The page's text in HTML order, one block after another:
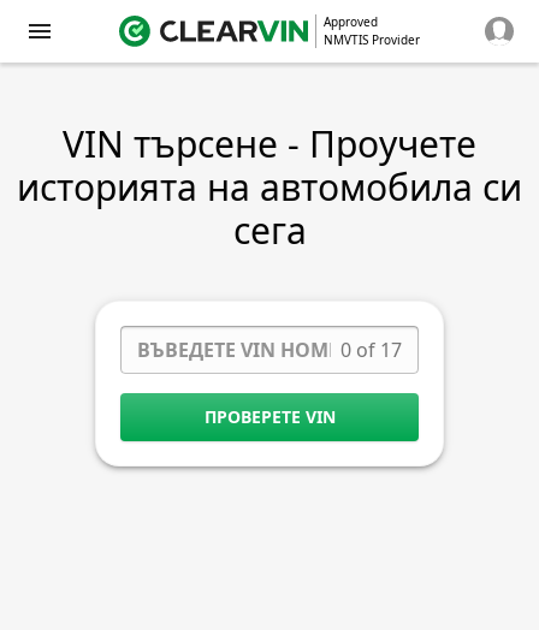
Approved
NMVTIS Provider
VIN търсене - Проучете
историята на автомобила си
сега
0 of 17
ПРОВЕРЕТЕ VIN